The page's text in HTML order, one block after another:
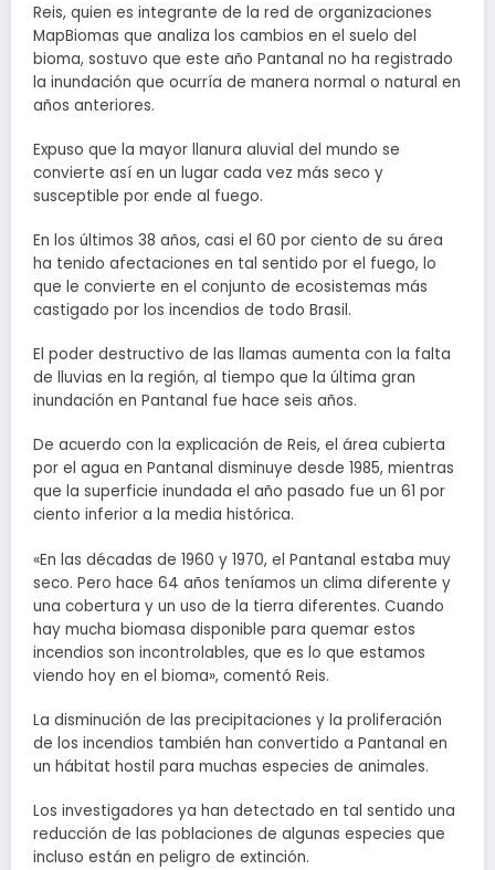
Reis, quien es integrante de la red de organizaciones
MapBiomas que analiza los cambios en el suelo del
bioma, sostuvo que este año Pantanal no ha registrado
la inundación que ocurría de manera normal o natural en
años anteriores.
Expuso que la mayor llanura aluvial del mundo se
convierte así en un lugar cada vez más seco y
susceptible por ende al fuego.
En los últimos 38 años, casi el 60 por ciento de su área
ha tenido afectaciones en tal sentido por el fuego, lo
que le convierte en el conjunto de ecosistemas más
castigado por los incendios de todo Brasil.
El poder destructivo de las llamas aumenta con la falta
de lluvias en la región, al tiempo que la última gran
inundación en Pantanal fue hace seis años.
De acuerdo con la explicación de Reis, el área cubierta
por el agua en Pantanal disminuye desde 1985, mientras
que la superficie inundada el año pasado fue un 61 por
ciento inferior a la media histórica.
«En las décadas de 1960 y 1970, el Pantanal estaba muy
seco. Pero hace 64 años teníamos un clima diferente y
una cobertura y un uso de la tierra diferentes. Cuando
hay mucha biomasa disponible para quemar estos
incendios son incontrolables, que es lo que estamos
viendo hoy en el bioma», comentó Reis.
La disminución de las precipitaciones y la proliferación
de los incendios también han convertido a Pantanal en
un hábitat hostil para muchas especies de animales.
Los investigadores ya han detectado en tal sentido una
reducción de las poblaciones de algunas especies que
incluso están en peligro de extinción.